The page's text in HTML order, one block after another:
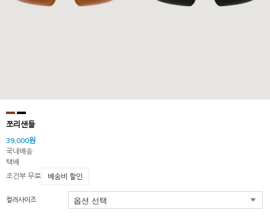
쪼리샌들
39,000원
국내배송
택배
조건부 무료
배송비 할인
컬러사이즈